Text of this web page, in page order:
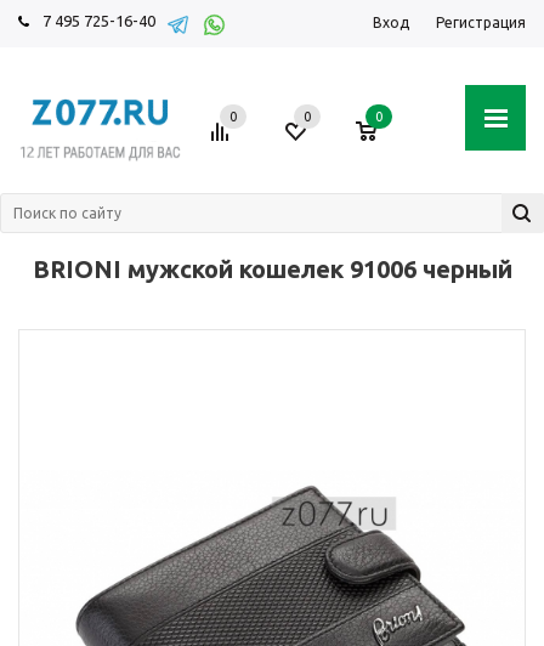
7 495 725-16-40 Вход Регистрация
0 0 0
BRIONI мужской кошелек 91006 черный